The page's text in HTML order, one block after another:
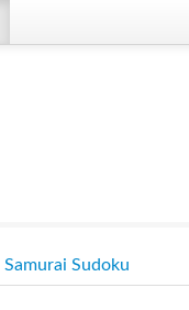
Samurai Sudoku